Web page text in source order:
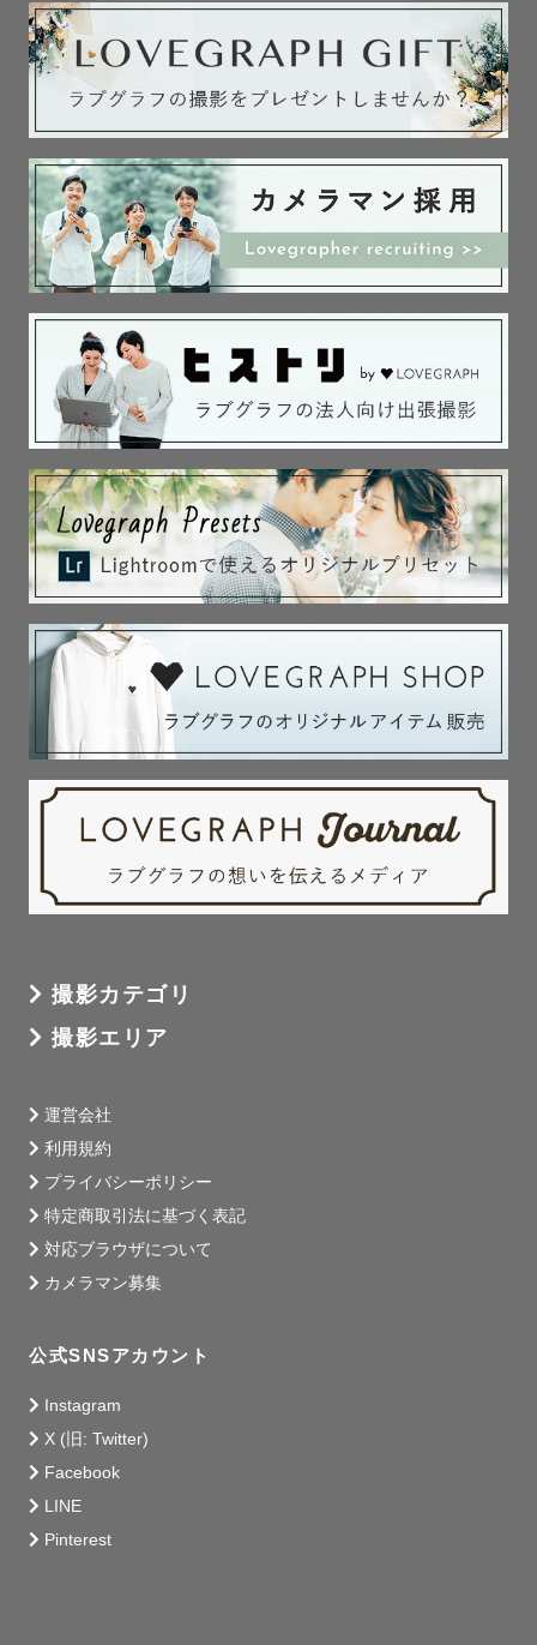
撮影カテゴリ
撮影エリア
運営会社
利用規約
プライバシーポリシー
特定商取引法に基づく表記
対応ブラウザについて
カメラマン募集
公式SNSアカウント
Instagram
X (旧: Twitter)
Facebook
LINE
Pinterest